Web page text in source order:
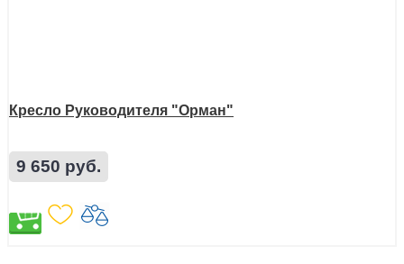
Кресло Руководителя "Орман"
9 650 руб.